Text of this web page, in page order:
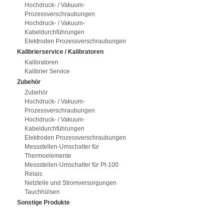
Hochdruck- / Vakuum-
Prozessverschraubungen
Hochdruck- / Vakuum-
Kabeldurchführungen
Elektroden Prozessverschraubungen
Kalibrierservice / Kalibratoren
Kalibratoren
Kalibrier Service
Zubehör
Zubehör
Hochdruck- / Vakuum-
Prozessverschraubungen
Hochdruck- / Vakuum-
Kabeldurchführungen
Elektroden Prozessverschraubungen
Messstellen-Umschalter für
Thermoelemente
Messstellen-Umschalter für Pt-100
Relais
Netzteile und Stromversorgungen
Tauchhülsen
Sonstige Produkte